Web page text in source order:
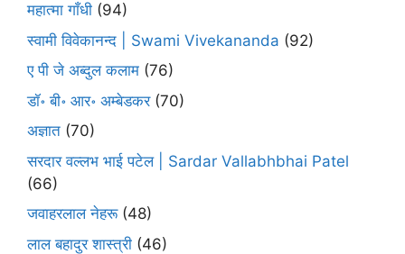
महात्मा गाँधी (94)
स्वामी विवेकानन्द | Swami Vivekananda (92)
ए पी जे अब्दुल कलाम (76)
डॉ॰ बी॰ आर॰ अम्बेडकर(70)
अज्ञात (70)
सरदार वल्लभ भाई पटेल | Sardar Vallabhbhai Patel
(66)
जवाहरलाल नेहरू(48)
लाल बहादुर शास्त्री (46)